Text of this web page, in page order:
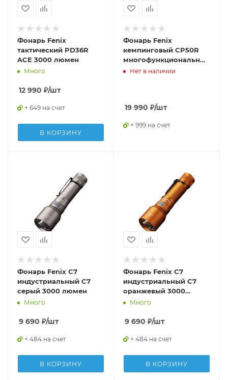
Фонарь Fenix
тактический PD36R
ACE 3000 люмен
Много
12 990 ₽/шт
+ 649 на счет
В КОРЗИНУ
Фонарь Fenix
кемпинговый CP50R
многофункциональный
5500 люмен
Нет в наличии
19 990 ₽/шт
+ 999 на счет
Фонарь Fenix C7
индустриальный C7
серый 3000 люмен
Много
9 690 ₽/шт
+ 484 на счет
В КОРЗИНУ
Фонарь Fenix C7
индустриальный C7
оранжевый 3000
люмен
Много
9 690 ₽/шт
+ 484 на счет
В КОРЗИНУ